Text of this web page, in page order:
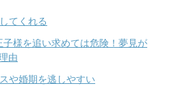
てくれる
子様を追い求めては危険！夢見が
由
や婚期を逃しやすい